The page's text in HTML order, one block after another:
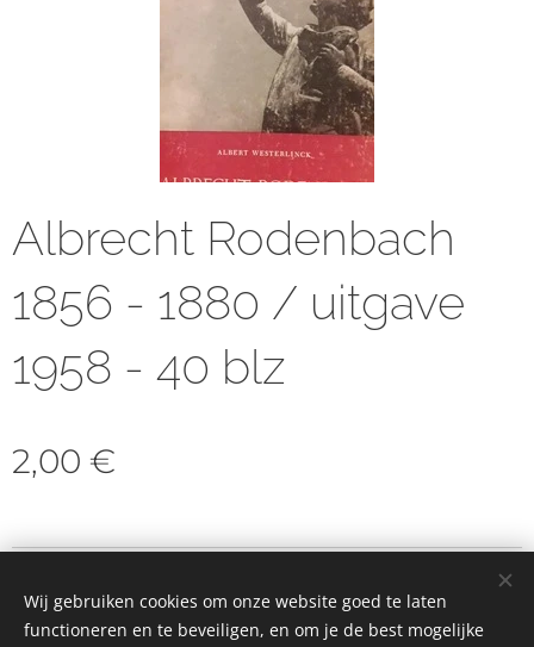
Albrecht Rodenbach
1856 - 1880 / uitgave
1958 - 40 blz
2,00 €
Cookies
Wij gebruiken cookies om onze website goed te laten
functioneren en te beveiligen, en om je de best mogelijke